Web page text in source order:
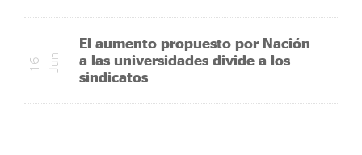
El aumento propuesto por Nación
a las universidades divide a los
sindicatos
1
6
J
u n